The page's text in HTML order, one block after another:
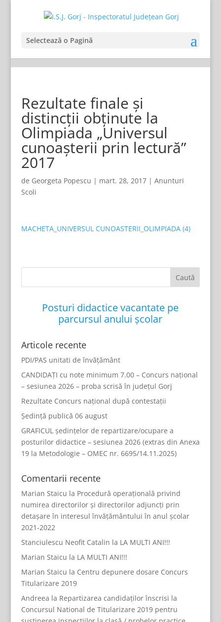
Selectează o Pagină
Rezultate finale și
distincții obținute la
Olimpiada „Universul
cunoașterii prin lectură”
2017
de Georgeta Popescu | mart. 28, 2017| Anunturi
Scoli
MACHETA_UNIVERSUL CUNOASTERII_OLIMPIADA (4)
Posturi didactice vacantate pe
parcursul anului școlar
Articole recente
PDI/PAS unitati de învățământ
CANDIDAȚI cu note minimum 7.00 – Concurs național
– sesiunea 2026 – proba scrisă în județul Gorj
Rezultate Concurs național după contestații
Ședință publică 06 august
GRAFICUL ședințelor de repartizare/ocupare a
posturilor didactice – sesiunea 2026 (extras din Anexa
19 la Metodologie – OMEC nr. 6695/14.11.2025)
Comentarii recente
Marian Staicu la Procedură operațională privind
numirea directorilor și directorilor adjuncți prin
detașare în interesul învățământului în anul școlar
2021-2022
Stanciulescu Neofit Catalin la LA MULTI ANI!!!
Marian Staicu la LA MULTI ANI!!!
Marian Staicu la Centru depunere dosare Concurs
Titularizare 2019
Andreea la Repartizarea candidaților înscrisi la
Concursul National de Titularizare 2019 pentru